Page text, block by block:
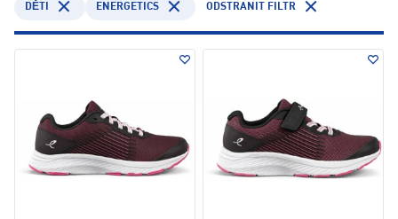
DĚTI ENERGETICS ODSTRANIT FILTR